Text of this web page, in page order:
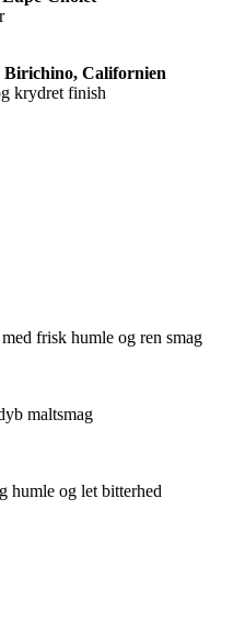
Birichino, Californien
krydret finish
frisk humle og ren smag
maltsmag
humle og let bitterhed